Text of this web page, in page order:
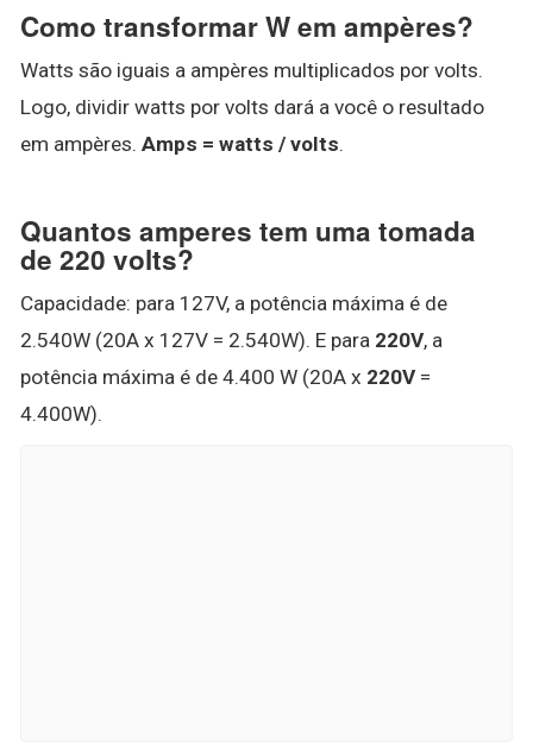
Como transformar W em ampères?
Watts são iguais a ampères multiplicados por volts.
Logo, dividir watts por volts dará a você o resultado
em ampères. Amps = watts / volts.
Quantos amperes tem uma tomada
de 220 volts?
Capacidade: para 127V, a potência máxima é de
2.540W (20A x 127V = 2.540W). E para 220V, a
potência máxima é de 4.400 W (20A x 220V =
4.400W).